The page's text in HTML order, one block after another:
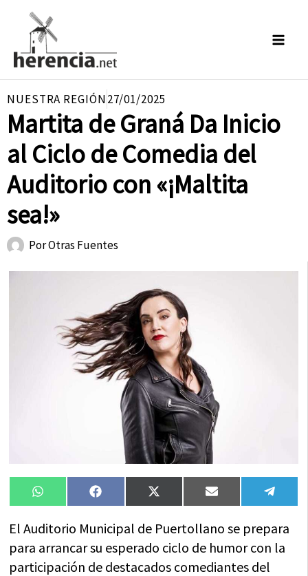
contenido
NUESTRA REGIÓN27/01/2025
Martita de Graná Da Inicio
al Ciclo de Comedia del
Auditorio con «¡Maltita
sea!»
PorOtras Fuentes
Compartir
en
WhatsAppCompartir
en
FacebookCompartir
en
X
(Twitter)
Compartir
en
Email
en
El Auditorio Municipal de Puertollano se prepara
para arrancar su esperado ciclo de humor con la
participación de destacados comediantes del